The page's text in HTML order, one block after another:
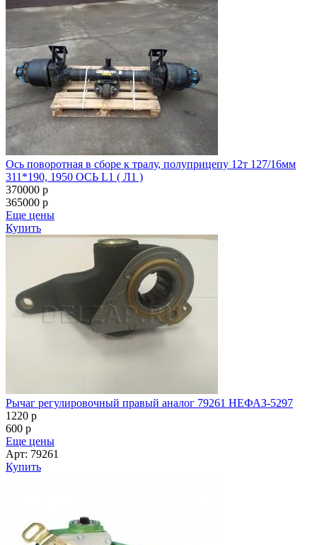
Ось поворотная в сборе к тралу, полуприцепу 12т 127/16мм
311*190, 1950 ОСЬ L1 ( Л1 )
370000 p
365000 p
Еще цены
Купить
Рычаг регулировочный правый аналог 79261 НЕФАЗ-5297
1220 p
600 p
Еще цены
Арт: 79261
Купить